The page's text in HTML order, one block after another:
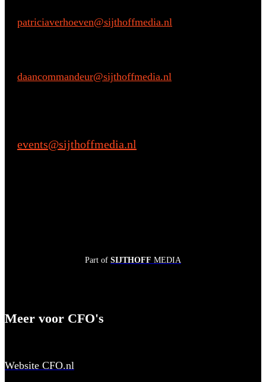
patriciaverhoeven@sijthoffmedia.nl
daancommandeur@sijthoffmedia.nl
events@sijthoffmedia.nl
Part of SIJTHOFF MEDIA
Meer voor CFO's
Website CFO.nl